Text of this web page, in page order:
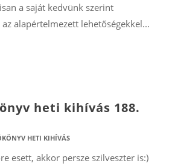
a saját kedvünk szerint
alapértelmezett lehetőségekkel...
heti kihívás 188.
HETI KIHÍVÁS
esett, akkor persze szilveszter is:)